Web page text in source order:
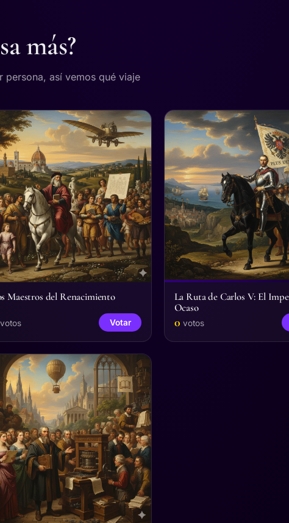
más?
así vemos qué viaje
Maestros del Renacimiento
votos Votar
La Ruta de Carlos V: El
Ocaso
0 votos